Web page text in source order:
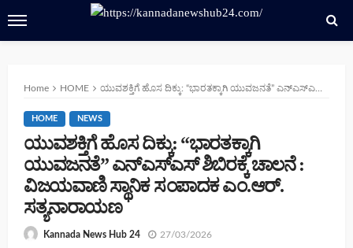
Home HOME ಯುವಶಕ್ತಿಗೆ ಹೊಸ ದಿಕ್ಕು: “ಭಾರತಕ್ಕಾಗಿ ಯುವಜನತೆ” ಎನ್‌ಎಸ್‌ಎಸ್ ಶಿಬಿರಕ್ಕೆ ಚಾಲನೆ : ವಿಜಯವಾಣಿ ಸ್ಥಾನಿಕ ಸಂಪಾದಕ ಎಂ.ಆರ್. ಸತ್ಯನಾರಾಯಣ
HOME NEWS
ಯುವಶಕ್ತಿಗೆ ಹೊಸ ದಿಕ್ಕು: “ಭಾರತಕ್ಕಾಗಿ
ಯುವಜನತೆ” ಎನ್‌ಎಸ್‌ಎಸ್ ಶಿಬಿರಕ್ಕೆ ಚಾಲನೆ :
ವಿಜಯವಾಣಿ ಸ್ಥಾನಿಕ ಸಂಪಾದಕ ಎಂ.ಆರ್.
ಸತ್ಯನಾರಾಯಣ
Kannada News Hub 24 27/03/2026